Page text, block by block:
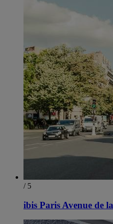
/ 5
ibis Paris Avenue de